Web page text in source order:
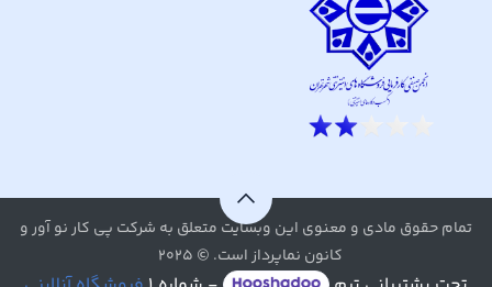
تمام حقوق مادی و معنوی این وبسایت متعلق به شرکت پی کار نو آور و
کانون نماپرداز است. © ۲۰۲۵